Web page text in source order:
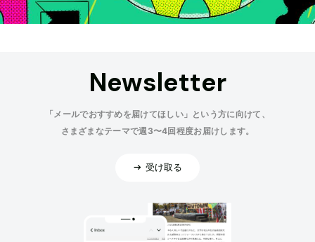
Newsletter
「メールでおすすめを届けてほしい」という方に向けて、
さまざまなテーマで週3〜4回程度お届けします。
受け取る